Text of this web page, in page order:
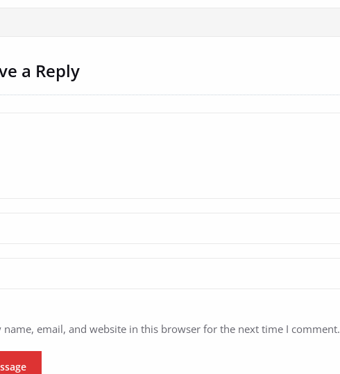
a Reply
name, email, and website in this browser for the next time I comment.